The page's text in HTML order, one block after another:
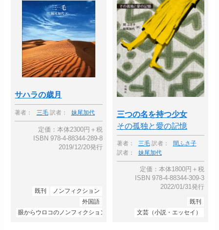
サハラの歳月
著者： 三毛 訳者： 妹尾加代
定価：本体2300円＋税
ISBN 978-4-88344-289-8
2019/12/20発行
既刊
ノンフィクション
外国語
眼からウロコのノンフィクション
三つの名を持つ少女
その孤独と愛の記憶
著者： 三毛 訳者：
間ふさ子
訳者：
妹尾加代
定価：本体1800円＋税
ISBN 978-4-88344-309-3
2022/01/31発行
既刊
文芸（小説・エッセイ）